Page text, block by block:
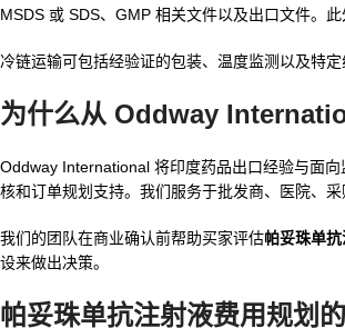
MSDS 或 SDS、GMP 相关文件以及出口文件。
冷链运输可包括经验证的包装、温度监测以及特
为什么从 Oddway
Oddway International 将印度药品出口经验与面
核和订单规划支持。我们服务于批发商、医院、
我们的团队在商业确认前帮助买家评估帕妥珠单
设来做出决策。
帕妥珠单抗注射液费用规划